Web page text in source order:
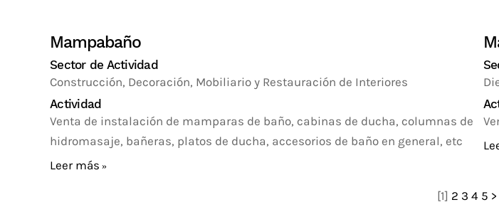
Mampabaño
Sector de Actividad
Construcción, Decoración, Mobiliario y Restauración de Interiores
Actividad
Venta de instalación de mamparas de baño, cabinas de ducha, columnas de
hidromasaje, bañeras, platos de ducha, accesorios de baño en general, etc
Leer más
[1] 2 3 4 5 >